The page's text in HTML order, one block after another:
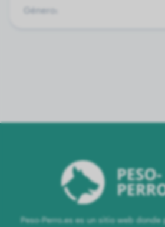
Género:
Peso-Perro.es es un sitio web donde